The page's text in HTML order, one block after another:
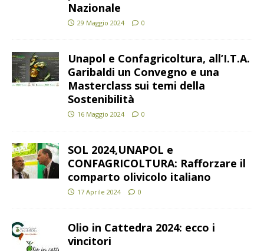
Nazionale
29 Maggio 2024 0
Unapol e Confagricoltura, all’I.T.A.
Garibaldi un Convegno e una
Masterclass sui temi della
Sostenibilità
16 Maggio 2024 0
SOL 2024,UNAPOL e
CONFAGRICOLTURA: Rafforzare il
comparto olivicolo italiano
17 Aprile 2024 0
Olio in Cattedra 2024: ecco i
vincitori